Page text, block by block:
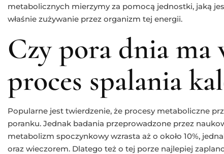
metabolicznych mierzymy za pomocą jednostki, jaką
właśnie zużywanie przez organizm tej energii.
Czy pora dnia ma
proces spalania
Popularne jest twierdzenie, że procesy metaboliczne
poranku. Jednak badania przeprowadzone przez
metabolizm spoczynkowy wzrasta aż o około 10%,
oraz wieczorem. Dlatego też o tej porze najlepiej